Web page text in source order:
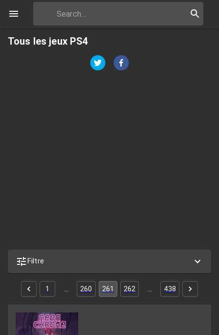
Tous les jeux PS4
Filtre
1 260 261 262 438